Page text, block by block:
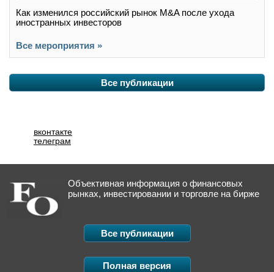
Как изменился российский рынок M&A после ухода
иностранных инвесторов
Все мероприятия »
Все публикации
вконтакте
телеграм
Объективная информация о финансовых
рынках, инвестировании и торговле на бирже
Все публикации
Полная версия